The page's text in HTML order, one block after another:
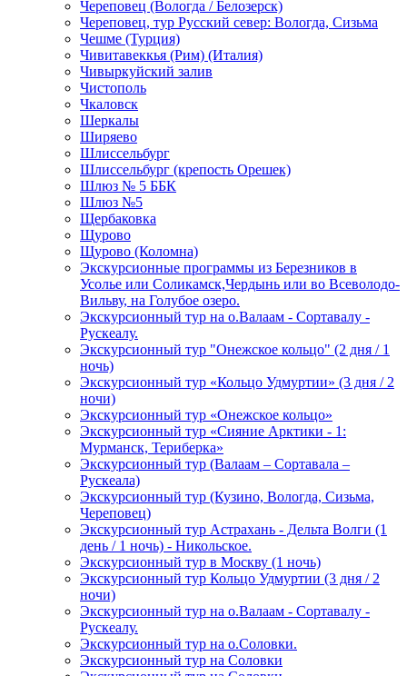
Череповец (Вологда / Белозерск)
Череповец, тур Русский север: Вологда, Сизьма
Чешме (Турция)
Чивитавеккья (Рим) (Италия)
Чивыркуйский залив
Чистополь
Чкаловск
Шеркалы
Ширяево
Шлиссельбург
Шлиссельбург (крепость Орешек)
Шлюз № 5 ББК
Шлюз №5
Щербаковка
Щурово
Щурово (Коломна)
Экскурсионные программы из Березников в
Усолье или Соликамск,Чердынь или во Всеволодо-
Вильву, на Голубое озеро.
Экскурсионный тур на о.Валаам - Сортавалу -
Рускеалу.
Экскурсионный тур "Онежское кольцо" (2 дня / 1
ночь)
Экскурсионный тур «Кольцо Удмуртии» (3 дня / 2
ночи)
Экскурсионный тур «Онежское кольцо»
Экскурсионный тур «Сияние Арктики - 1:
Мурманск, Териберка»
Экскурсионный тур (Валаам – Сортавала –
Рускеала)
Экскурсионный тур (Кузино, Вологда, Сизьма,
Череповец)
Экскурсионный тур Астрахань - Дельта Волги (1
день / 1 ночь) - Никольское.
Экскурсионный тур в Москву (1 ночь)
Экскурсионный тур Кольцо Удмуртии (3 дня / 2
ночи)
Экскурсионный тур на о.Валаам - Сортавалу -
Рускеалу.
Экскурсионный тур на о.Соловки.
Экскурсионный тур на Соловки